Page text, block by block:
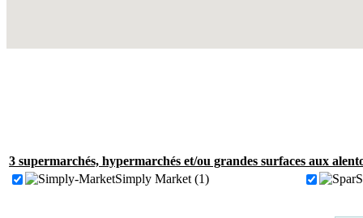
3 supermarchés, hypermarchés et/ou grandes surfaces aux
Simply Market (1)